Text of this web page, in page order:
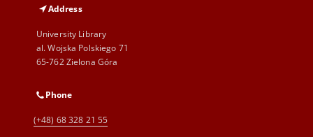
Address
University Library
al. Wojska Polskiego 71
65-762 Zielona Góra
Phone
(+48) 68 328 21 55